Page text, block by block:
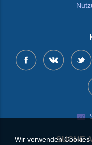
SUCHE
Wir verwenden